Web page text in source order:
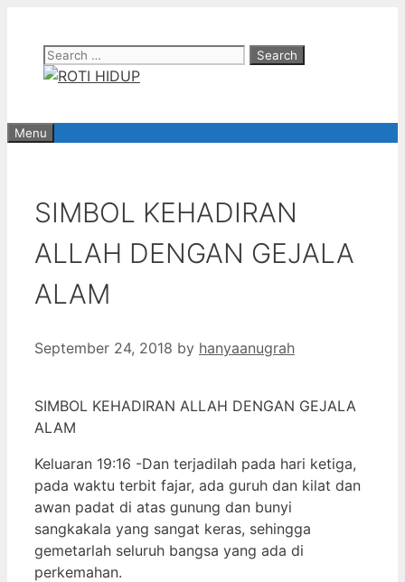
contentSearch
for:
Menu
SIMBOL KEHADIRAN
ALLAH DENGAN GEJALA
ALAM
September 24, 2018 by hanyaanugrah
SIMBOL KEHADIRAN ALLAH DENGAN GEJALA
ALAM
Keluaran 19:16 -Dan terjadilah pada hari ketiga,
pada waktu terbit fajar, ada guruh dan kilat dan
awan padat di atas gunung dan bunyi
sangkakala yang sangat keras, sehingga
gemetarlah seluruh bangsa yang ada di
perkemahan.